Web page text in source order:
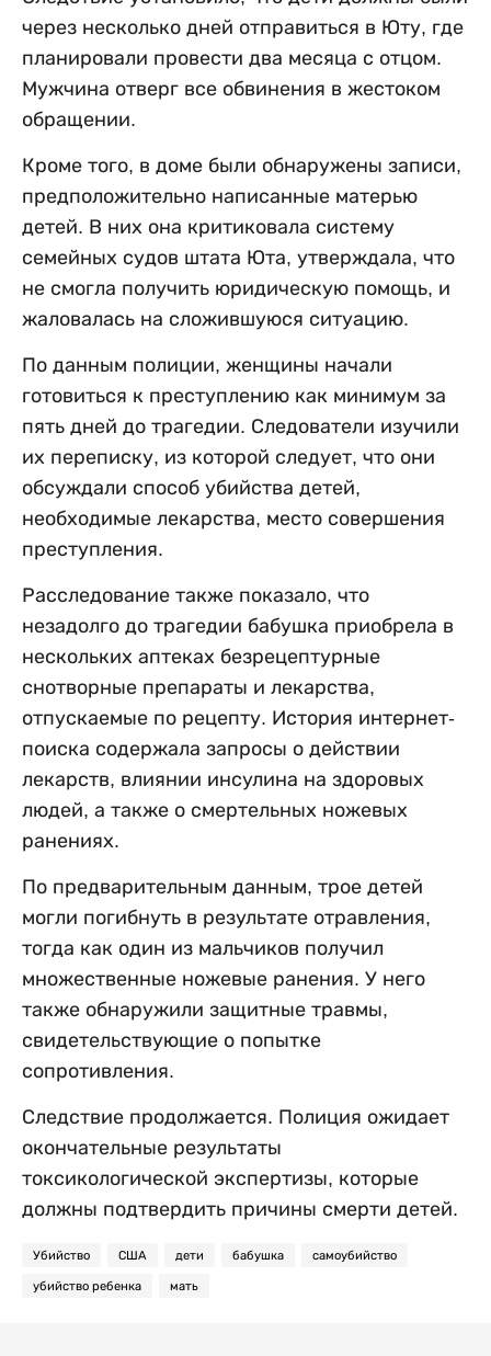
через несколько дней отправиться в Юту, где
планировали провести два месяца с отцом.
Мужчина отверг все обвинения в жестоком
обращении.
Кроме того, в доме были обнаружены записи,
предположительно написанные матерью
детей. В них она критиковала систему
семейных судов штата Юта, утверждала, что
не смогла получить юридическую помощь, и
жаловалась на сложившуюся ситуацию.
По данным полиции, женщины начали
готовиться к преступлению как минимум за
пять дней до трагедии. Следователи изучили
их переписку, из которой следует, что они
обсуждали способ убийства детей,
необходимые лекарства, место совершения
преступления.
Расследование также показало, что
незадолго до трагедии бабушка приобрела в
нескольких аптеках безрецептурные
снотворные препараты и лекарства,
отпускаемые по рецепту. История интернет-
поиска содержала запросы о действии
лекарств, влиянии инсулина на здоровых
людей, а также о смертельных ножевых
ранениях.
По предварительным данным, трое детей
могли погибнуть в результате отравления,
тогда как один из мальчиков получил
множественные ножевые ранения. У него
также обнаружили защитные травмы,
свидетельствующие о попытке
сопротивления.
Следствие продолжается. Полиция ожидает
окончательные результаты
токсикологической экспертизы, которые
должны подтвердить причины смерти детей.
Убийство США дети бабушка самоубийство
убийство ребенка мать